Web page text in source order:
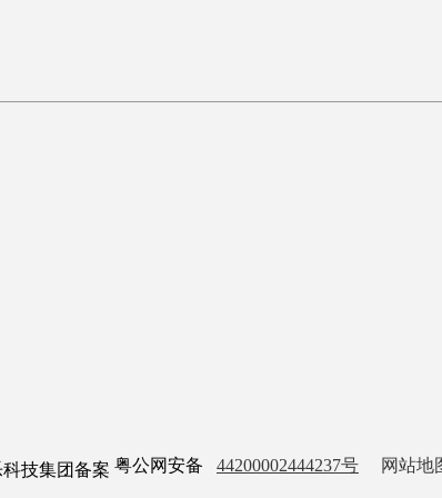
粤公网安备 44200002444237号 网站地